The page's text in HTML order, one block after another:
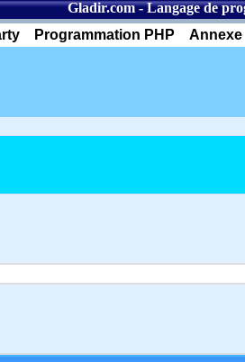
Gladir.com-Langage de
Programmation PHP Annexe